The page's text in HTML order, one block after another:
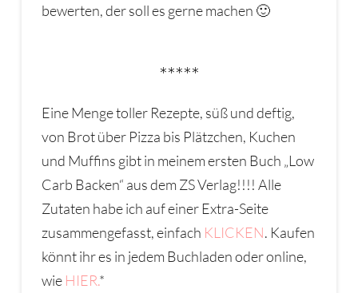
bewerten, der soll es gerne machen 🙂
*****
Eine Menge toller Rezepte, süß und deftig,
von Brot über Pizza bis Plätzchen, Kuchen
und Muffins gibt in meinem ersten Buch „Low
Carb Backen“ aus dem ZS Verlag!!!! Alle
Zutaten habe ich auf einer Extra-Seite
zusammengefasst, einfach KLICKEN. Kaufen
könnt ihr es in jedem Buchladen oder online,
wie HIER.*